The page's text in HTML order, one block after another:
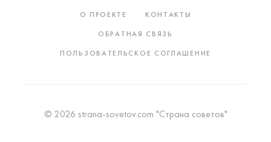
О ПРОЕКТЕ
КОНТАКТЫ
ОБРАТНАЯ СВЯЗЬ
ПОЛЬЗОВАТЕЛЬСКОЕ СОГЛАШЕНИЕ
© 2026 strana-sovetov.com "Страна советов"